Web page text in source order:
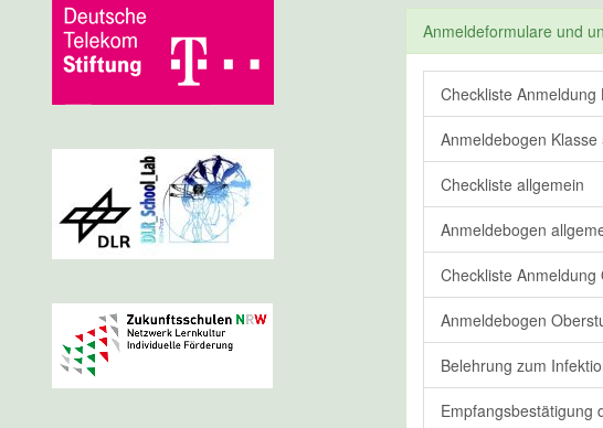
Anmeldeformulare und
Checkliste Anmeldung
Anmeldebogen Klasse
Checkliste allgemein
Anmeldebogen
Checkliste Anmeldung
Anmeldebogen
Belehrung zum
Empfangsbestätigung